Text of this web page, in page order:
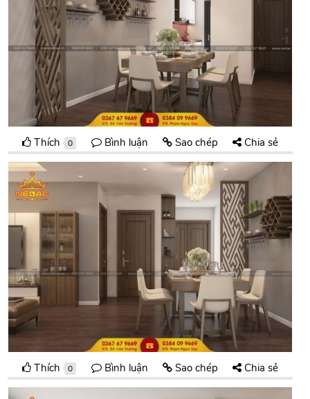
Thích 0 Bình luận Sao chép Chia sẻ
Thích 0 Bình luận Sao chép Chia sẻ